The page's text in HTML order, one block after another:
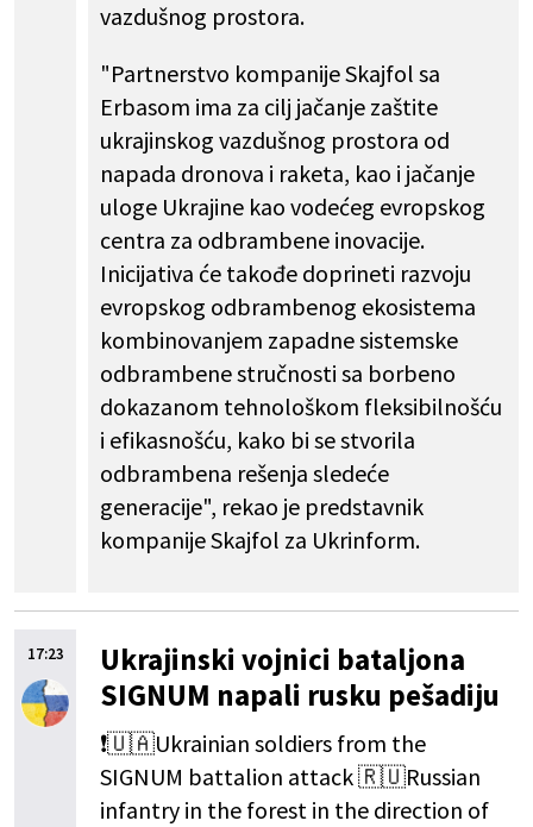
vazdušnog prostora.
"Partnerstvo kompanije Skajfol sa
Erbasom ima za cilj jačanje zaštite
ukrajinskog vazdušnog prostora od
napada dronova i raketa, kao i jačanje
uloge Ukrajine kao vodećeg evropskog
centra za odbrambene inovacije.
Inicijativa će takođe doprineti razvoju
evropskog odbrambenog ekosistema
kombinovanjem zapadne sistemske
odbrambene stručnosti sa borbeno
dokazanom tehnološkom fleksibilnošću
i efikasnošću, kako bi se stvorila
odbrambena rešenja sledeće
generacije", rekao je predstavnik
kompanije Skajfol za Ukrinform.
17:23
Ukrajinski vojnici bataljona
SIGNUM napali rusku pešadiju
❗️🇺🇦Ukrainian soldiers from the
SIGNUM battalion attack 🇷🇺Russian
infantry in the forest in the direction of